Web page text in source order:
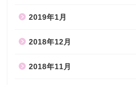
2019年1月
2018年12月
2018年11月